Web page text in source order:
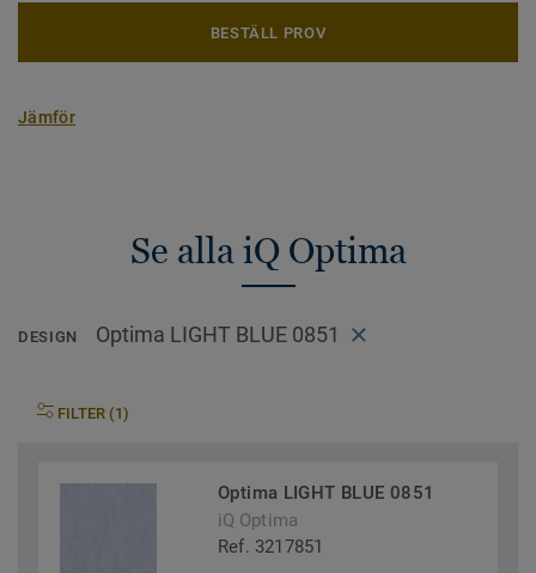
BESTÄLL PROV
Jämför
Se alla iQ Optima
DESIGN Optima LIGHT BLUE 0851
FILTER (1)
Optima LIGHT BLUE 0851
iQ Optima
Ref. 3217851